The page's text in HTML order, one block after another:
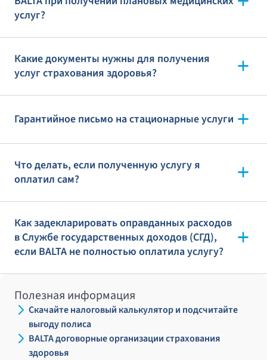
услуг?
Какие документы нужны для получения
услуг страхования здоровья?
Гарантийное письмо на стационарные услуги
Что делать, если полученную услугу я
оплатил сам?
Как задекларировать оправданных расходов
в Службе государственных доходов (СГД),
если BALTA не полностью оплатила услугу?
Полезная информация
Скачайте налоговый калькулятор и подсчитайте
выгоду полиса
BALTA договорные организации страхования
здоровья